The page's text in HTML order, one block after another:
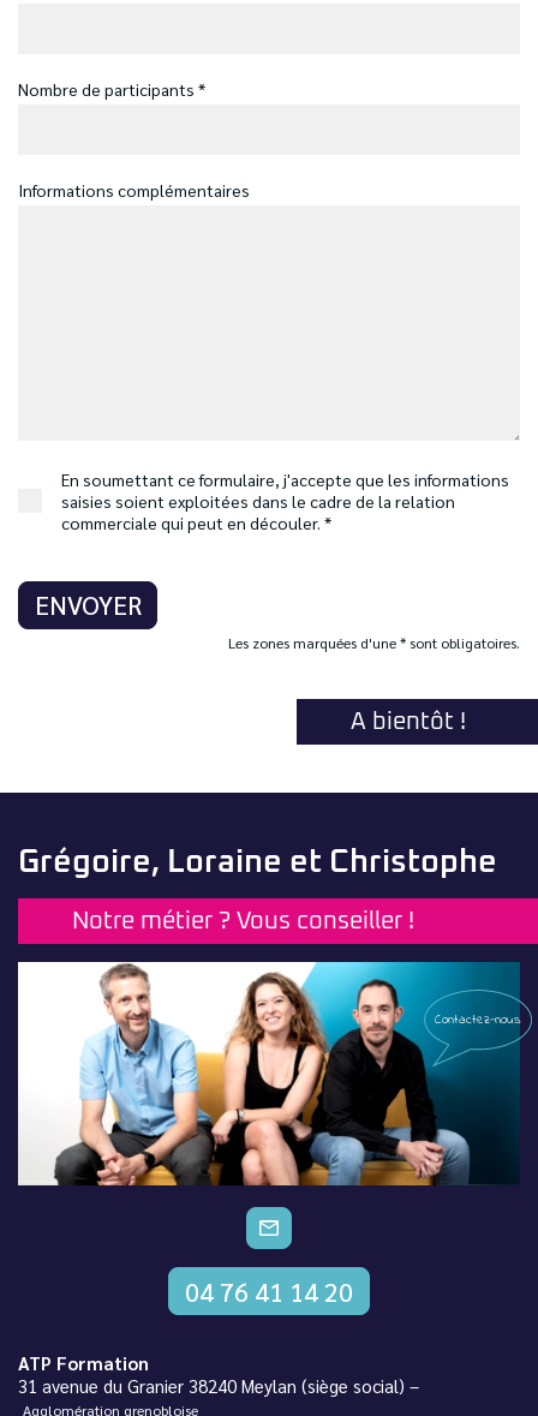
Nombre de participants *
Informations complémentaires
En soumettant ce formulaire, j'accepte que les informations
saisies soient exploitées dans le cadre de la relation
commerciale qui peut en découler. *
ENVOYER
Les zones marquées d'une * sont obligatoires.
A bientôt !
Grégoire, Loraine et Christophe
Notre métier ? Vous conseiller !
Contactez-nous
CONTACTEZ-NOUS
04 76 41 14 20
ATP Formation
31 avenue du Granier 38240 Meylan (siège social) –
Agglomération grenobloise